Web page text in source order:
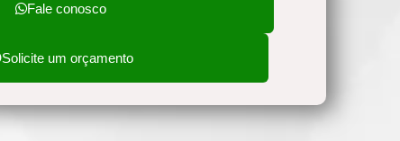
Fale conosco
Solicite um orçamento